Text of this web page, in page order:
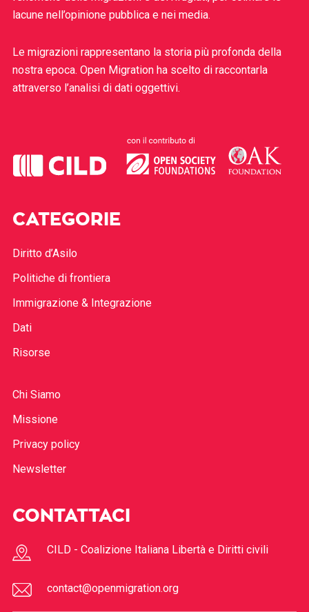
lacune nell’opinione pubblica e nei media.
Le migrazioni rappresentano la storia più profonda della
nostra epoca. Open Migration ha scelto di raccontarla
attraverso l’analisi di dati oggettivi.
CATEGORIE
Diritto d’Asilo
Politiche di frontiera
Immigrazione & Integrazione
Dati
Risorse
Chi Siamo
Missione
Privacy policy
Newsletter
CONTATTACI
CILD - Coalizione Italiana Libertà e Diritti civili
contact@openmigration.org